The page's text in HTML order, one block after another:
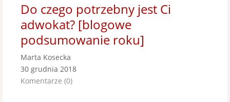
Do czego potrzebny jest Ci
adwokat? [blogowe
podsumowanie roku]
Marta Kosecka
30 grudnia 2018
Komentarze (0)